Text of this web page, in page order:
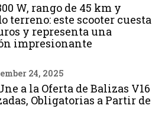
W, rango de 45 km y
terreno: este scooter cuesta
y representa una
impresionante
24, 2025
a la Oferta de Balizas V16
Obligatorias a Partir de